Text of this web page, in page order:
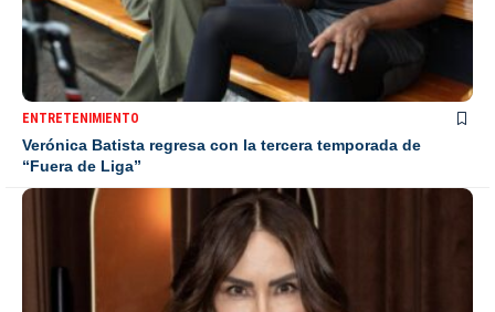
ENTRETENIMIENTO
Verónica Batista regresa con la tercera temporada de
“Fuera de Liga”